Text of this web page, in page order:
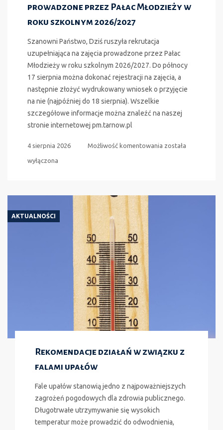
prowadzone przez Pałac Młodzieży w
roku szkolnym 2026/2027
Szanowni Państwo, Dziś ruszyła rekrutacja
uzupełniająca na zajęcia prowadzone przez Pałac
Młodzieży w roku szkolnym 2026/2027. Do północy
17 sierpnia można dokonać rejestracji na zajęcia, a
następnie złożyć wydrukowany wniosek o przyjęcie
na nie (najpóźniej do 18 sierpnia). Wszelkie
szczegółowe informacje można znaleźć na naszej
stronie internetowej pm.tarnow.pl
4 sierpnia 2026 Możliwość komentowania Rekrutacja
została
wyłączona
AKTUALNOŚCI
Rekomendacje działań w związku z
falami upałów
Fale upałów stanowią jedno z najpoważniejszych
zagrożeń pogodowych dla zdrowia publicznego.
Długotrwałe utrzymywanie się wysokich
temperatur może prowadzić do odwodnienia,